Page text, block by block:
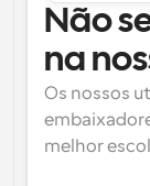
Não
na
Os nossos
melhor